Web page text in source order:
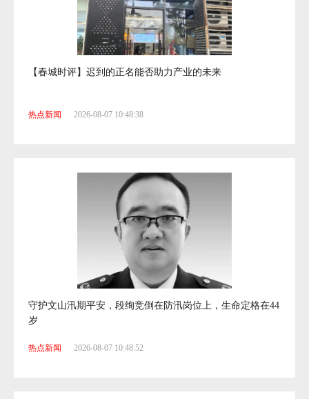
【春城时评】迟到的正名能否助力产业的未来
热点新闻 2026-08-07 10:48:38
守护文山汛期平安，段绚竞倒在防汛岗位上，生命定格在44
岁
热点新闻 2026-08-07 10:48:52